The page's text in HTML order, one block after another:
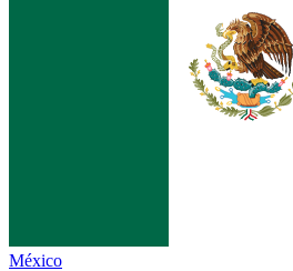
México